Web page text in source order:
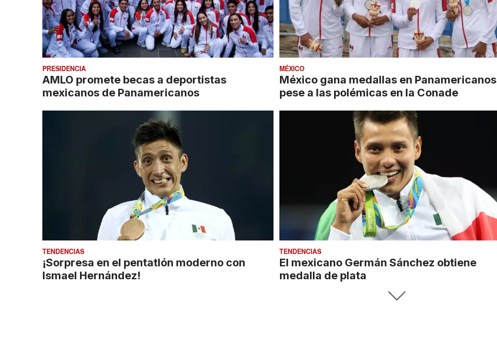
PRESIDENCIA
AMLO promete becas a deportistas
mexicanos de Panamericanos
MÉXICO
México gana medallas en Panamericanos,
pese a las polémicas en la Conade
TENDENCIAS
¡Sorpresa en el pentatlón moderno con
Ismael Hernández!
TENDENCIAS
El mexicano Germán Sánchez obtiene
medalla de plata